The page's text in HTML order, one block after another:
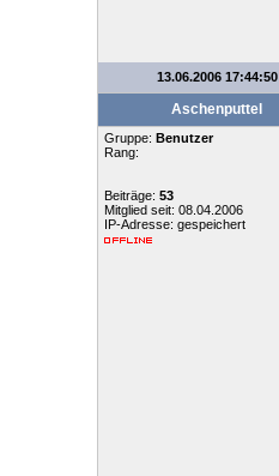
13.06.2006 17:44:50
Aschenputtel
Gruppe: Benutzer
Rang:
Beiträge: 53
Mitglied seit: 08.04.2006
IP-Adresse: gespeichert